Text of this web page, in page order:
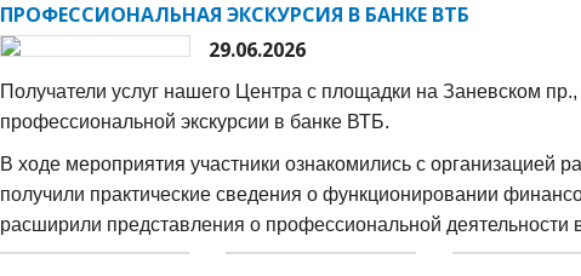
ПРОФЕССИОНАЛЬНАЯ ЭКСКУРСИЯ В БАНКЕ ВТБ
29.06.2026
Получатели услуг нашего Центра с площадки на Заневском
профессиональной экскурсии в банке ВТБ.
В ходе мероприятия участники ознакомились с организацией
получили практические сведения о функционировании
расширили представления о профессиональной деятельности